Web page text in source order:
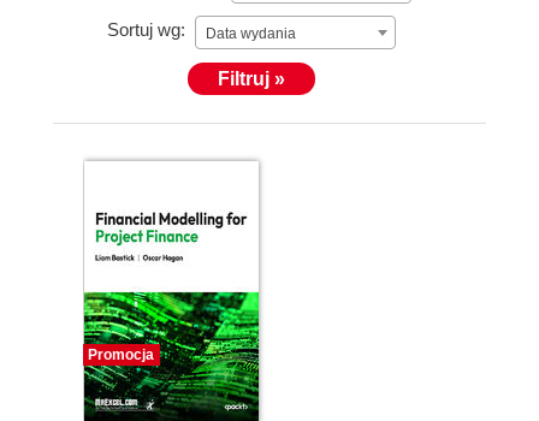
Sortuj wg: Data wydania
Filtruj »
Promocja